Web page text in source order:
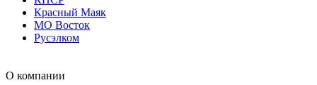
Красный Маяк
МО Восток
Русэлком
О компании